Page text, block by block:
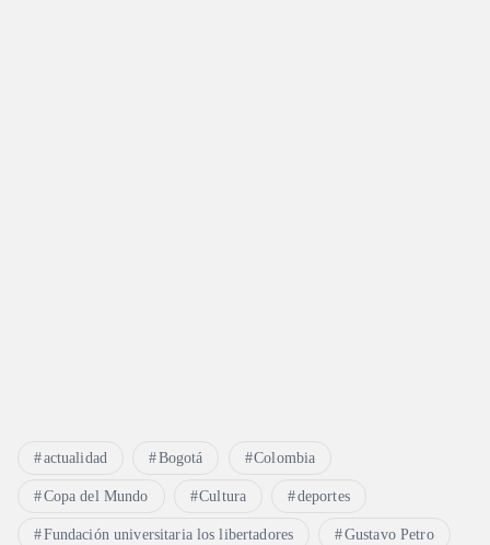
actualidad Bogotá Colombia
Copa del Mundo Cultura deportes
Fundación universitaria los libertadores Gustavo Petro